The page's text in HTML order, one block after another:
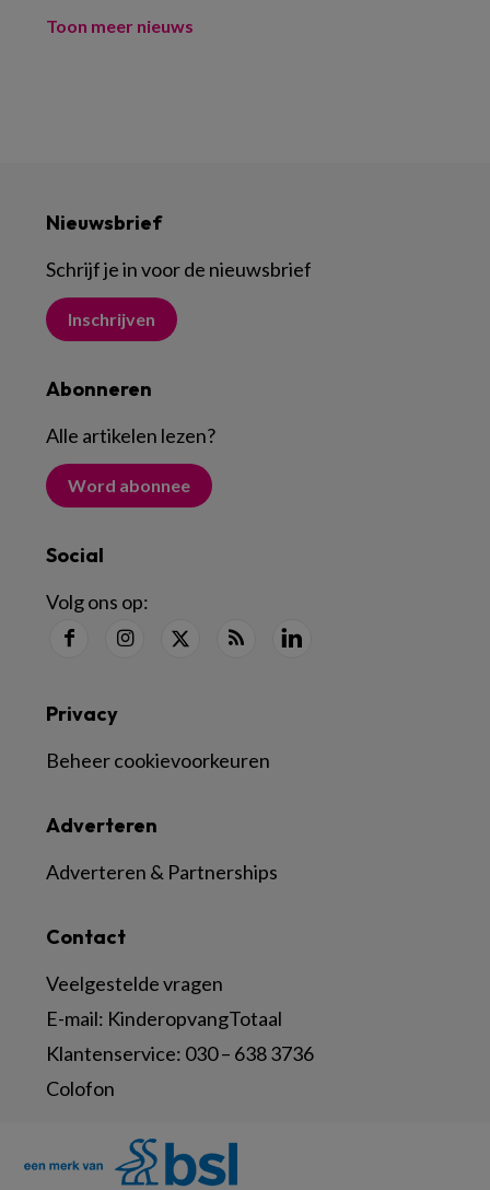
Toon meer nieuws
Nieuwsbrief
Schrijf je in voor de nieuwsbrief
Inschrijven
Abonneren
Alle artikelen lezen?
Word abonnee
Social
Volg ons op:
Contact
Veelgestelde vragen
E-mail: KinderopvangTotaal
Klantenservice: 030 – 638 3736
Colofon
Adverteren
Adverteren & Partnerships
Privacy
Beheer cookievoorkeuren